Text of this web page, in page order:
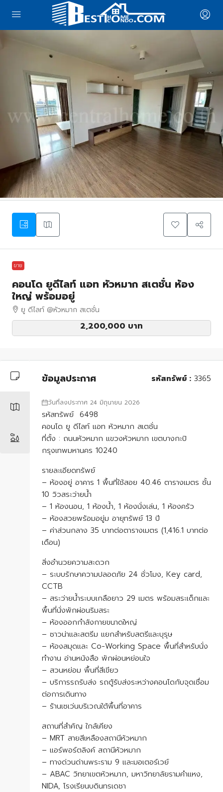
ขาย
คอนโด ยูดีไลท์ แอท หัวหมาก สเตชั่น ห้อง
ใหญ่ พร้อมอยู่
ยู ดีไลท์ @หัวหมาก สเตชั่น
2,200,000 บาท
ข้อมูลประกาศ รหัสทรัพย์ : 3365
วันที่ลงประกาศ 24 มิถุนายน 2026
รหัสทรัพย์ 6498
คอนโด ยู ดีไลท์ แอท หัวหมาก สเตชั่น
ที่ตั้ง : ถนนหัวหมาก แขวงหัวหมาก เขตบางกะปิ
กรุงเทพมหานคร 10240
รายละเอียดทรัพย์
– ห้องอยู่ อาคาร 1 พื้นที่ใช้สอย 40.46 ตารางเมตร ชั้น
10 วิวสระว่ายน้ำ
– 1 ห้องนอน, 1 ห้องน้ำ, 1 ห้องนั่งเล่น, 1 ห้องครัว
– ห้องสวยพร้อมอยู่ม อายุทรัพย์ 13 ปี
– ค่าส่วนกลาง 35 บาทต่อตารางเมตร (1,416.1 บาทต่อ
เดือน)
สิ่งอำนวยความสะดวก
– ระบบรักษาความปลอดภัย 24 ชั่วโมง, Key card,
CCTB
– สระว่ายน้ำระบบเกลือยาว 29 เมตร พร้อมสระเด็กและ
พื้นที่นั่งพักผ่อนริมสระ
– ห้องออกกำลังกายขนาดใหญ่
– ซาวน่าและสตรีม แยกสำหรับสตรีและบุรุษ
– ห้องสมุดและ Co-Working Space พื้นที่สำหรับนั่ง
ทำงาน อ่านหนังสือ พักผ่อนหย่อนใจ
– สวนหย่อม พื้นที่สีเขียว
– บริการรถรับส่ง รถตู้รับส่งระหว่างคอนโดกับจุดเชื่อม
ต่อการเดินทาง
– ร้านเซเว่นบริเวณใต้พื้นที่อาคาร
สถานที่สำคัญ ใกล้เคียง
– MRT สายสีเหลืองสถานีหัวหมาก
– แอร์พอร์ตลิงค์ สถานีหัวหมาก
– ทางด่วนด่านพระราม 9 และมอเตอร์เวย์
– ABAC วิทยาเขตหัวหมาก, มหาวิทยาลัยรามคำแหง,
NIDA, โรงเรียนบดินทรเดชา